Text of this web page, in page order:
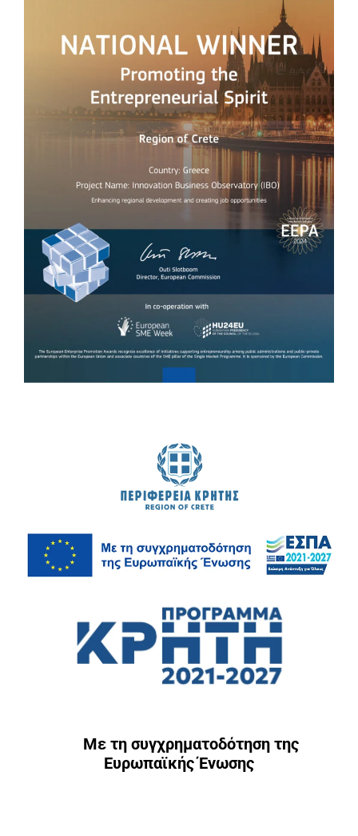
Με τη συγχρηματοδότηση της
Ευρωπαϊκής Ένωσης